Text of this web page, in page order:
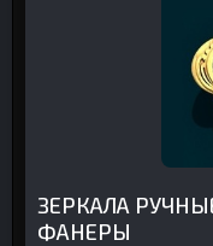
ЗЕРКАЛА
ФАНЕРЫ